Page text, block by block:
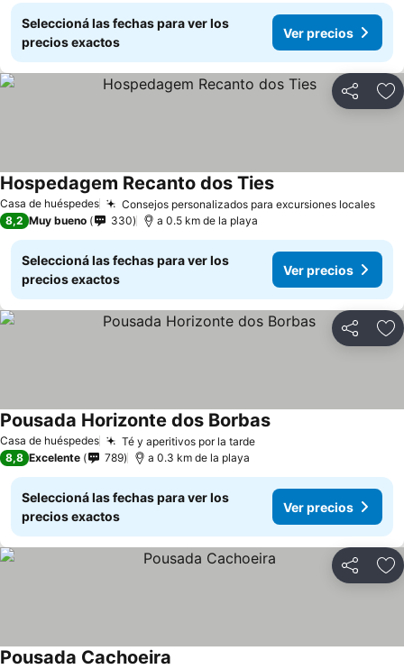
Seleccioná las fechas para ver los
precios exactos
Ver precios
Compartir
Casa de huéspedes Consejos personalizados para excursiones locales
Hospedagem Recanto dos Ties
8,2 Muy bueno 330 a 0.5 km de la playa
Seleccioná las fechas para ver los
precios exactos
Ver precios
Compartir
Casa de huéspedes Té y aperitivos por la tarde
Pousada Horizonte dos Borbas
8,8 Excelente 789 a 0.3 km de la playa
Seleccioná las fechas para ver los
precios exactos
Ver precios
Compartir
Pousada Cachoeira